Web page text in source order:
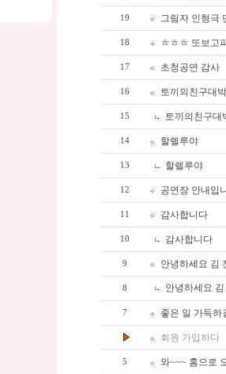
19 그림자 인형극
18 ㅎㅎㅎ 또보고
17 초청공연 감사
16 토끼의친구대박
15 토끼의친구대
14 할렐루야
13 할렐루야
12 공연장 안내입
11 감사합니다
10 감사합니다
9 안녕하세요 김
8 안녕하세요
7 좋은 일 가득하
회원 가입하다
5 와~~~ 홈으로